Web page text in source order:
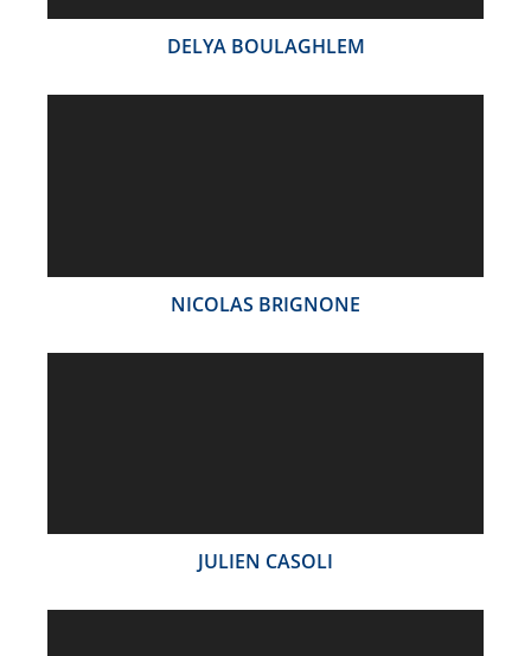
DELYA BOULAGHLEM
NICOLAS BRIGNONE
JULIEN CASOLI